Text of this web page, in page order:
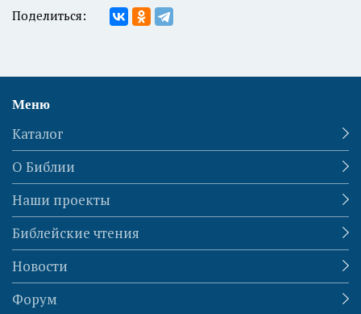
Поделиться:
Меню
Каталог
О Библии
Наши проекты
Библейские чтения
Новости
Форум